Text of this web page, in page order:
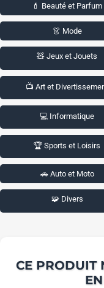
💄 Beauté et Parfum
👗 Mode
🧸 Jeux et Jouets
📺 Art et
💻 Informatique
🏆 Sports et Loisirs
🚗 Auto et Moto
🧩 Divers
CE PRODUIT